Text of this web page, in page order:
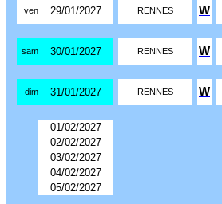
ven 29/01/2027 RENNES W
sam 30/01/2027 RENNES W
dim 31/01/2027 RENNES W
01/02/2027
02/02/2027
03/02/2027
04/02/2027
05/02/2027